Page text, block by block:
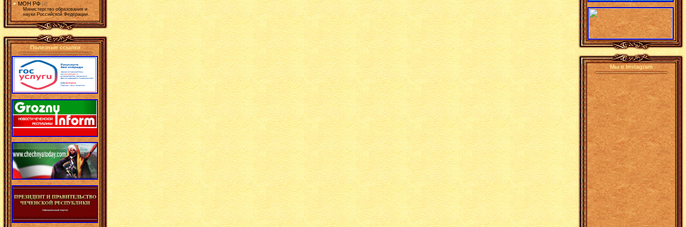
МОН РФ [4]
Министерство образования и
науки Российской Федерации.
Полезные ссылки
Мы в Instagram